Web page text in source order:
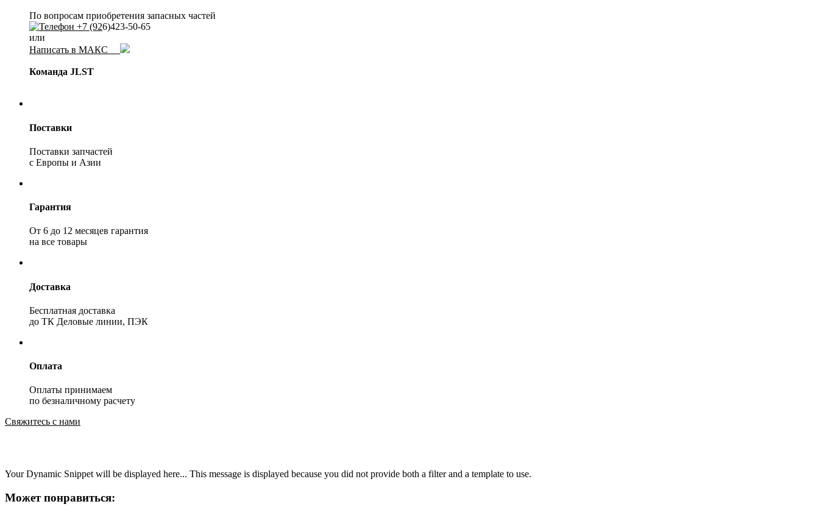
По вопросам приобретения запасных частей
+7 (926)423-50-65
или
Написать в МАКС
Команда JLST
Поставки
Поставки запчастей
с Европы и Азии
Гарантия
От 6 до 12 месяцев гарантия
на все товары
Доставка
Бесплатная доставка
до ТК Деловые линии, ПЭК
Оплата
Оплаты принимаем
по безналичному расчету
Свяжитесь с нами
Your Dynamic Snippet will be displayed here... This message is displayed because you did not provide both a filter and a template to use.
Может понравиться: